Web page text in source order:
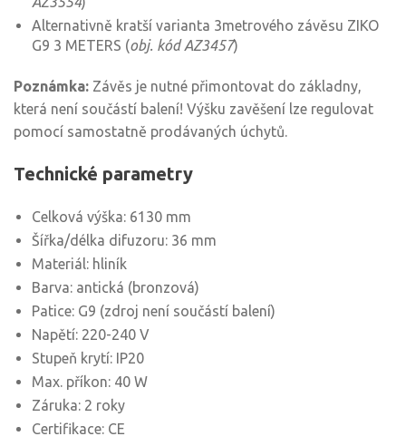
Alternativně kratší varianta 3metrového závěsu ZIKO
G9 3 METERS (obj. kód AZ3457)
Poznámka: Závěs je nutné přimontovat do základny,
která není součástí balení! Výšku zavěšení lze regulovat
pomocí samostatně prodávaných úchytů.
Technické parametry
Celková výška: 6130 mm
Šířka/délka difuzoru: 36 mm
Materiál: hliník
Barva: antická (bronzová)
Patice: G9 (zdroj není součástí balení)
Napětí: 220-240 V
Stupeň krytí: IP20
Max. příkon: 40 W
Záruka: 2 roky
Certifikace: CE